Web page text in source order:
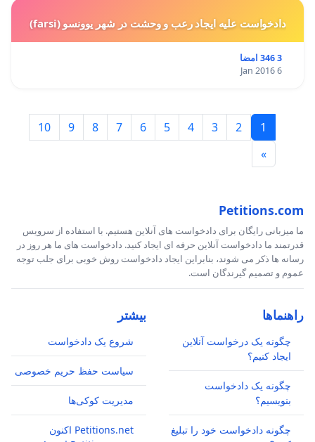
دادخواست علیه ایجاد رعب و وحشت در شهر یوونسو (farsi)
3 346 امضا
6 Jan 2016
1
2
3
4
5
6
7
8
9
10
»
Petitions.com
ما میزبانی رایگان برای دادخواست های آنلاین هستیم. با استفاده از سرویس
قدرتمند ما دادخواست آنلاین حرفه ای ایجاد کنید. دادخواست های ما هر روز در
رسانه ها ذکر می شوند، بنابراین ایجاد دادخواست روش خوبی برای جلب توجه
عموم و تصمیم گیرندگان است.
راهنماها
چگونه یک درخواست آنلاین
ایجاد کنیم؟
چگونه یک دادخواست
بنویسیم؟
چگونه دادخواست خود را تبلیغ
بیشتر
شروع یک دادخواست
سیاست حفظ حریم خصوصی
مدیریت کوکی‌ها
Petitions.net اکنون